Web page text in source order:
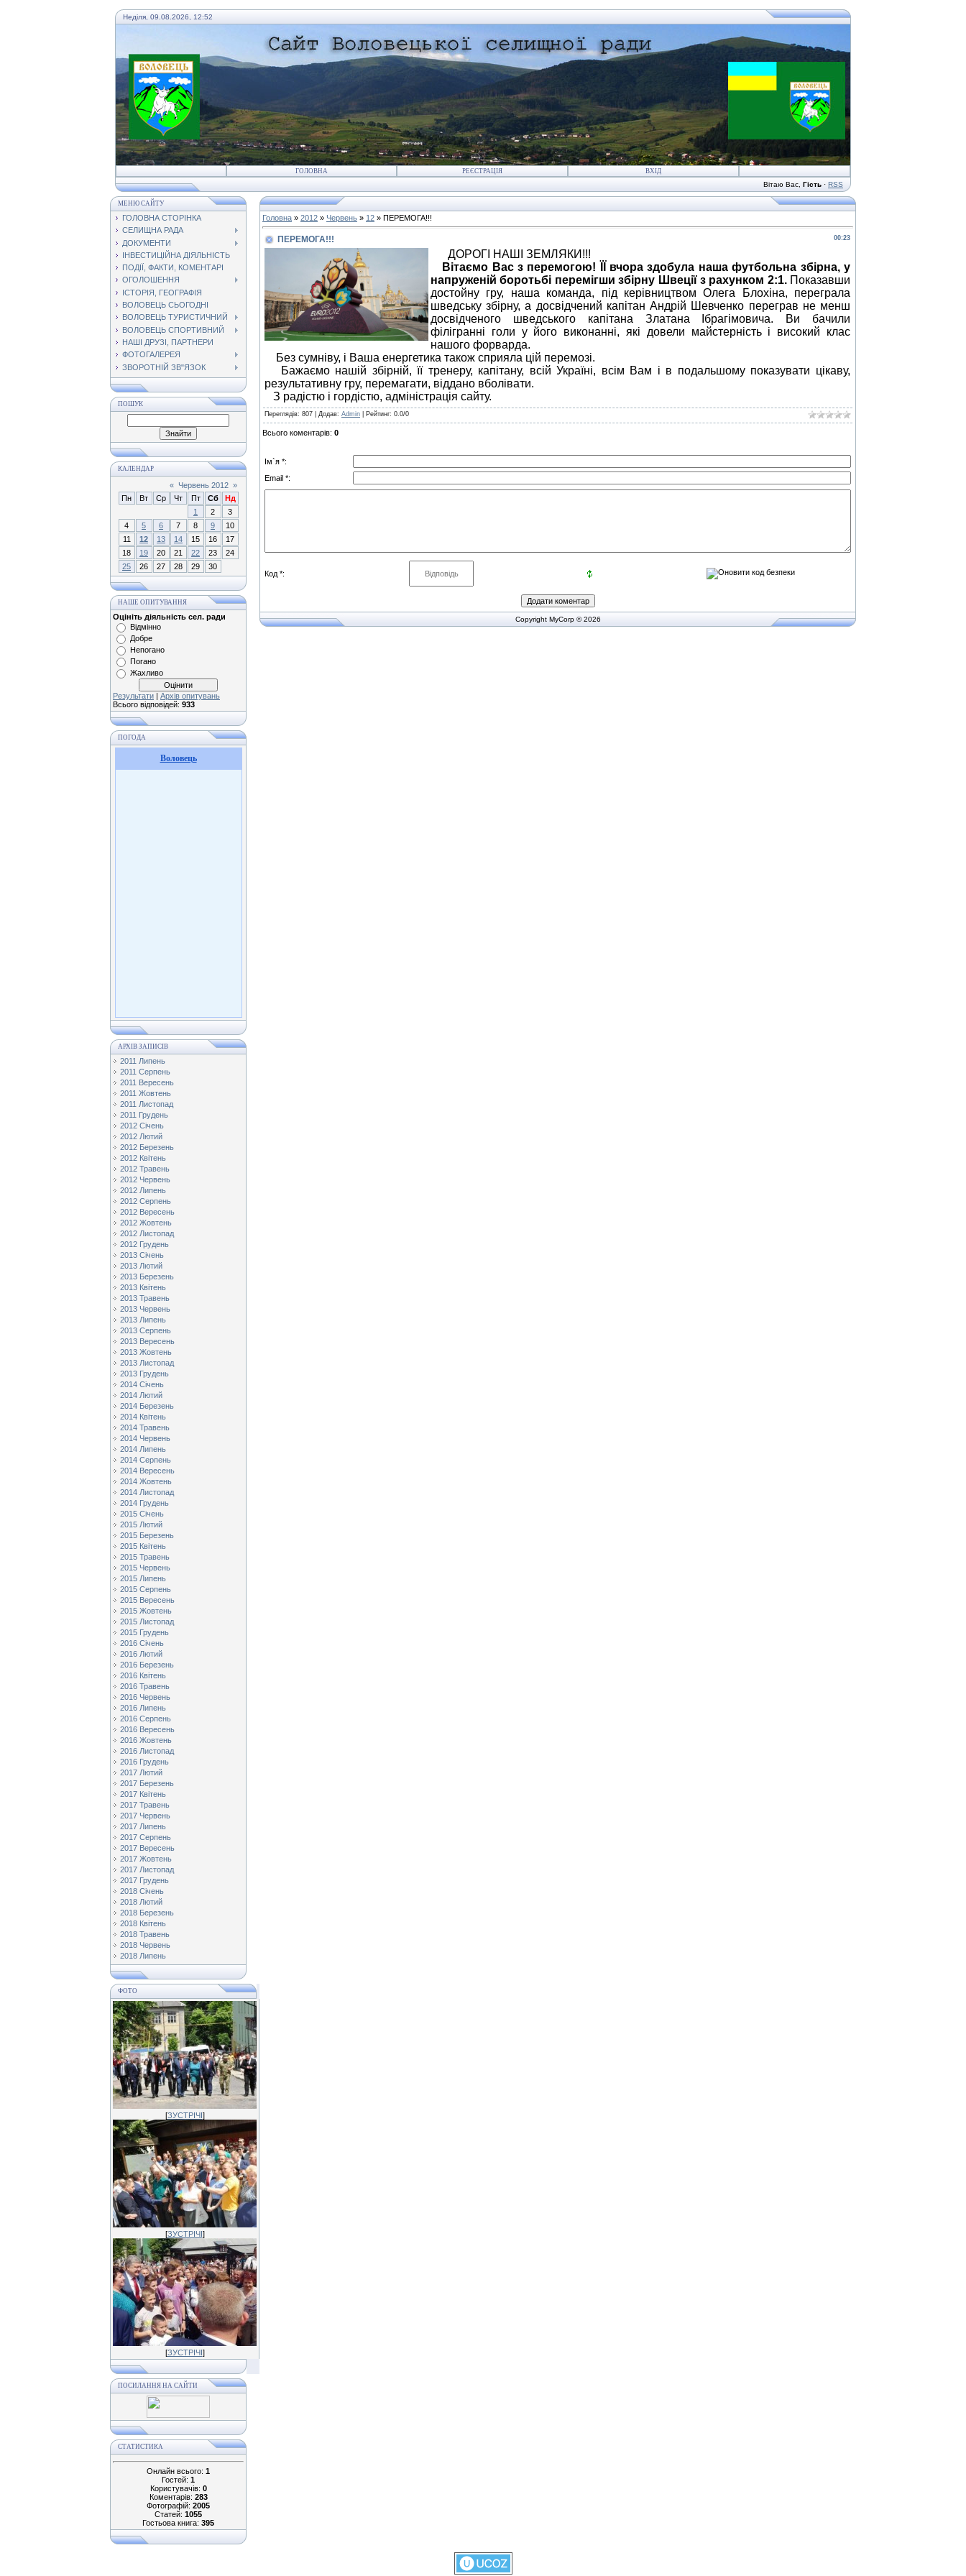
Неділя, 09.08.2026, 12:52
ГОЛОВНА РЕЄСТРАЦІЯ ВХІД
Вітаю Вас Гість · RSS
МЕНЮ САЙТУ
ГОЛОВНА СТОРІНКА
СЕЛИЩНА РАДА
ДОКУМЕНТИ
ІНВЕСТИЦІЙНА ДІЯЛЬНІСТЬ
ПОДІЇ, ФАКТИ, КОМЕНТАРІ
ОГОЛОШЕННЯ
ІСТОРІЯ, ГЕОГРАФІЯ
ВОЛОВЕЦЬ СЬОГОДНІ
ВОЛОВЕЦЬ ТУРИСТИЧНИЙ
ВОЛОВЕЦЬ СПОРТИВНИЙ
НАШІ ДРУЗІ, ПАРТНЕРИ
ФОТОГАЛЕРЕЯ
ЗВОРОТНІЙ ЗВ"ЯЗОК
ПОШУК
КАЛЕНДАР
« Червень 2012 »
Пн
Вт Ср Чт Пт Сб
Нд
1
2
3
4
5 6 7 8 9
10
11
12 13 14 15 16
17
18
19 20 21 22 23
24
25
26 27 28 29 30
НАШЕ ОПИТУВАННЯ
Оцініть діяльність сел. ради
Відмінно
Добре
Непогано
Погано
Жахливо
Результати | Архів опитувань
Всього відповідей: 933
ПОГОДА
Воловець
АРХІВ ЗАПИСІВ
2011 Липень
2011 Серпень
2011 Вересень
2011 Жовтень
2011 Листопад
2011 Грудень
2012 Січень
2012 Лютий
2012 Березень
2012 Квітень
2012 Травень
2012 Червень
2012 Липень
2012 Серпень
2012 Вересень
2012 Жовтень
2012 Листопад
2012 Грудень
2013 Січень
2013 Лютий
2013 Березень
2013 Квітень
2013 Травень
2013 Червень
2013 Липень
2013 Серпень
2013 Вересень
2013 Жовтень
2013 Листопад
2013 Грудень
2014 Січень
2014 Лютий
2014 Березень
2014 Квітень
2014 Травень
2014 Червень
2014 Липень
2014 Серпень
2014 Вересень
2014 Жовтень
2014 Листопад
2014 Грудень
2015 Січень
2015 Лютий
2015 Березень
2015 Квітень
2015 Травень
2015 Червень
2015 Липень
2015 Серпень
2015 Вересень
2015 Жовтень
2015 Листопад
2015 Грудень
2016 Січень
2016 Лютий
2016 Березень
2016 Квітень
2016 Травень
2016 Червень
2016 Липень
2016 Серпень
2016 Вересень
2016 Жовтень
2016 Листопад
2016 Грудень
2017 Лютий
2017 Березень
2017 Квітень
2017 Травень
2017 Червень
2017 Липень
2017 Серпень
2017 Вересень
2017 Жовтень
2017 Листопад
2017 Грудень
2018 Січень
2018 Лютий
2018 Березень
2018 Квітень
2018 Травень
2018 Червень
2018 Липень
ФОТО
[ЗУСТРІЧІ]
[ЗУСТРІЧІ]
[ЗУСТРІЧІ]
ПОСИЛАННЯ НА САЙТИ
СТАТИСТИКА
Онлайн всього: 1
Гостей: 1
Користувачів: 0
Коментарів: 283
Фотографій: 2005
Статей: 1055
Гостьова книга: 395
Головна » 2012 » Червень » 12 » ПЕРЕМОГА!!!
00:23
ПЕРЕМОГА!!!
ДОРОГІ НАШІ ЗЕМЛЯКИ!!!
Вітаємо Вас з перемогою! ЇЇ вчора здобула наша футбольна збірна, у
напруженій боротьбі перемігши збірну Швеції з рахунком 2:1. Показавши
достойну гру, наша команда, під керівництвом Олега Блохіна, переграла
шведську збірну, а досвідчений капітан Андрій Шевченко переграв не менш
досвідченого шведського капітана Златана Ібрагімовича. Ви бачили
філігранні голи у його виконанні, які довели майстерність і високий клас
нашого форварда.
Без сумніву, і Ваша енергетика також сприяла цій перемозі.
Бажаємо нашій збірній, її тренеру, капітану, всій Україні, всім Вам і в подальшому показувати цікаву,
результативну гру, перемагати, віддано вболівати.
З радістю і гордістю, адміністрація сайту.
Переглядів: 807 | Додав: Admin Рейтинг: 0.0/0
Всього коментарів: 0
Ім`я *:
Email *:
Код *:
Copyright MyCorp © 2026